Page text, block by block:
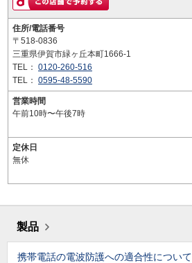
住所/電話番号
〒518-0836
三重県伊賀市緑ヶ丘本町1666-1
TEL： 0120-260-516
TEL： 0595-48-5590
営業時間
午前10時〜午後7時
定休日
無休
製品
携帯電話の電波防護への適合性について